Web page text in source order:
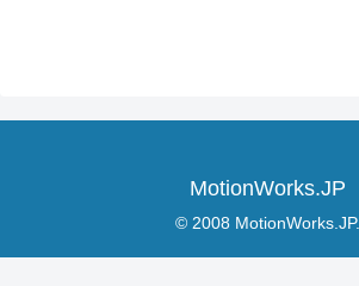
MotionWorks.JP
© 2008 MotionWorks.JP.